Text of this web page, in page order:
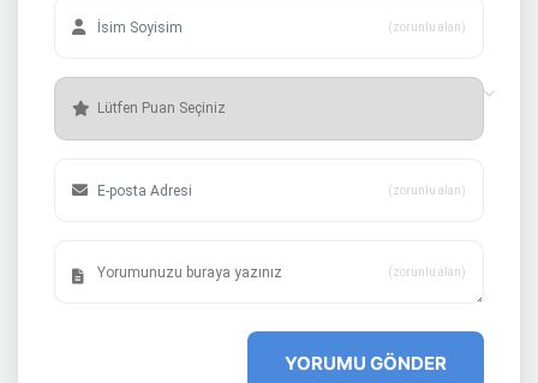
(zorunlu alan)
(zorunlu alan)
(zorunlu alan)
YORUMU GÖNDER